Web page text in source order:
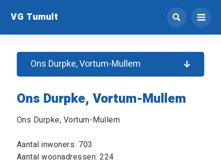
VG Tumult
Ons Durpke, Vortum-Mullem
Ons Durpke, Vortum-Mullem
Ons Durpke, Vortum-Mullem
Aantal inwoners: 703
Aantal woonadressen: 224